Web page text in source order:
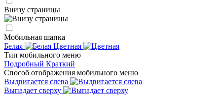
Внизу страницы
Мобильная шапка
Белая
Цветная
Тип мобильного меню
Подробный Краткий
Способ отображения мобильного меню
Выдвигается слева
Выпадает сверху